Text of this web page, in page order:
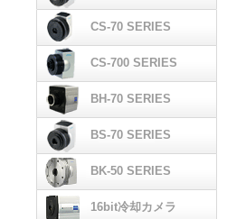
CS-60シリーズ
CS-70シリーズ
CS-70 SERIES
CS-700シリーズ
CS-700 SERIES
BH-70シリーズ
BH-70 SERIES
BS-70シリーズ
BS-70 SERIES
BK-50シリーズ
BK-50 SERIES
16bit冷却カメラ